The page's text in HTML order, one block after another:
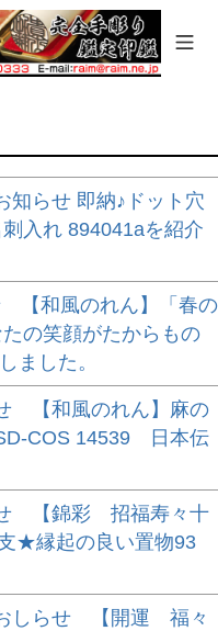
らせ 即納♪ドット穴
入れ 894041aを紹介
【和風のれん】「春の
の笑顔がたからもの
ました。
【和風のれん】麻の
COS 14539 日本伝
【錦彩 招福寿々十
★縁起の良い置物93
しらせ 【開運 福々
い